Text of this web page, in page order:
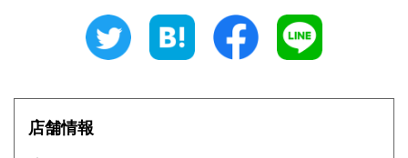
185円 静岡県
185円 三重県
185円 185円
大阪府
店舗情報